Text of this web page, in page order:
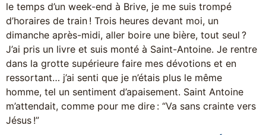
le temps d’un week-end à Brive, je me suis trompé
d’horaires de train ! Trois heures devant moi, un
dimanche après-midi, aller boire une bière, tout seul ?
J’ai pris un livre et suis monté à Saint-Antoine. Je rentre
dans la grotte supérieure faire mes dévotions et en
ressortant… j’ai senti que je n’étais plus le même
homme, tel un sentiment d’apaisement. Saint Antoine
m’attendait, comme pour me dire : “Va sans crainte vers
Jésus !”